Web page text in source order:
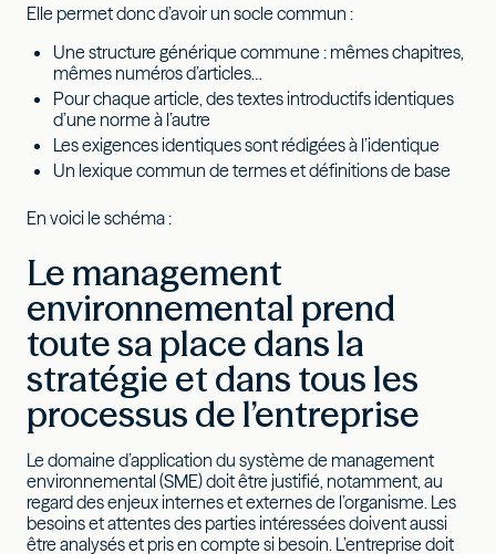
Elle permet donc d’avoir un socle commun :
Une structure générique commune : mêmes chapitres,
mêmes numéros d’articles…
Pour chaque article, des textes introductifs identiques
d’une norme à l’autre
Les exigences identiques sont rédigées à l’identique
Un lexique commun de termes et définitions de base
En voici le schéma :
Le management
environnemental prend
toute sa place dans la
stratégie et dans tous les
processus de l’entreprise
Le domaine d’application du système de management
environnemental (SME) doit être justifié, notamment, au
regard des enjeux internes et externes de l’organisme. Les
besoins et attentes des parties intéressées doivent aussi
être analysés et pris en compte si besoin. L’entreprise doit